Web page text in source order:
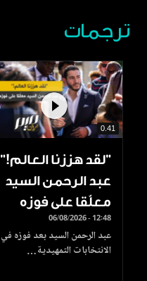
ترجمات
0.41
”لقد هززنا العالم!”
عبد الرحمن السيد
معلّقا على فوزه
06/08/2026 - 12:48
عبد الرحمن السيد بعد فوزه في
الانتخابات التمهيدية…